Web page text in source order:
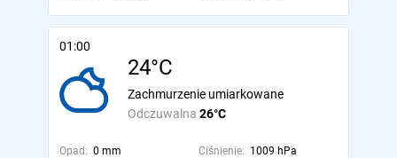
01:00
24°C
Odczuwalna 26°C
Zachmurzenie umiarkowane
Opad: 0 mm Ciśnienie: 1009 hPa